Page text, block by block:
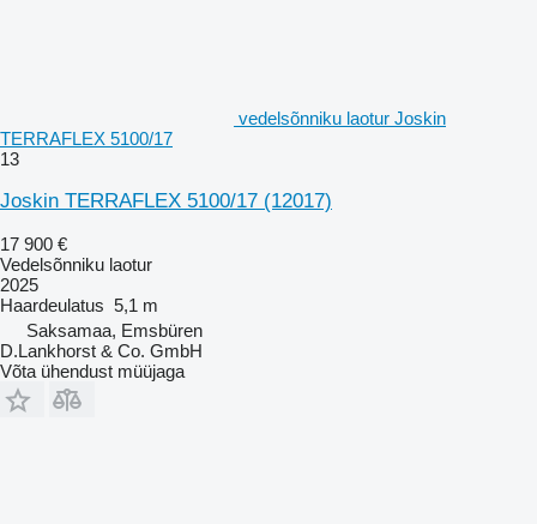
vedelsõnniku laotur Joskin
TERRAFLEX 5100/17
13
Joskin TERRAFLEX 5100/17 (12017)
17 900 €
Vedelsõnniku laotur
2025
Haardeulatus 5,1 m
Saksamaa, Emsbüren
D.Lankhorst & Co. GmbH
Võta ühendust müüjaga